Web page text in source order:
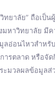
ทยาลัย” ถือเ
าวิทยาลัย มี
อ่อนไหวสำห
รตลาด หรือจั
ะมวลผลข้อมูล